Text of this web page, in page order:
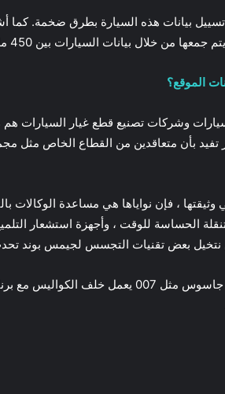
خلال بيانات السيارات بين 450 مليار دولار و 750 مليار دولار.
الموقع؟
وشركات تصنيع قطع غيار السيارات هم
تفيد بأن متعاقدين من القطاع الخاص مثل
، فإن نواياها هي مساعدة الوكالات
الحساسة للوقت ، وأجهزة استشعار
نتخيل بعض تقنيات التجسس لجيمس بوند
بغض النظر عما إذا كان جاسوس مثل